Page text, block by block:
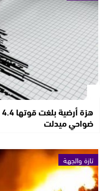
ضواحي ميدلت
تازة والجهة